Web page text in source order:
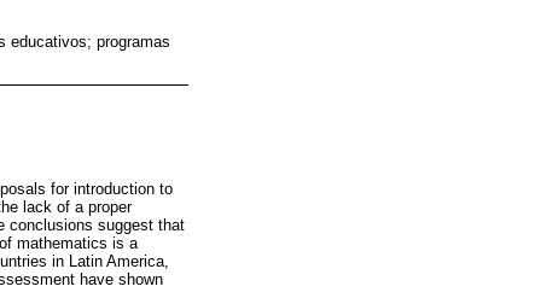
educativos; programas
for introduction to
lack of a proper
conclusions suggest that
mathematics is a
in Latin America,
have shown